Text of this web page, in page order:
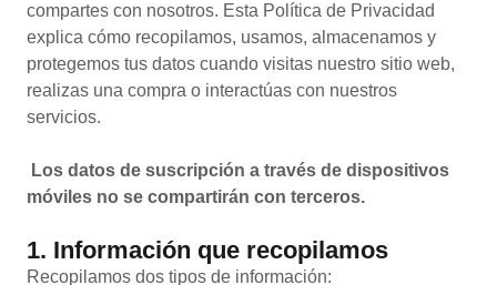
compartes con nosotros. Esta Política de Privacidad
explica cómo recopilamos, usamos, almacenamos y
protegemos tus datos cuando visitas nuestro sitio web,
realizas una compra o interactúas con nuestros
servicios.
Los datos de suscripción a través de dispositivos
móviles no se compartirán con terceros.
1. Información que recopilamos
Recopilamos dos tipos de información: